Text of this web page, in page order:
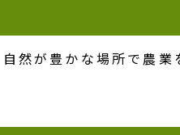
然が豊かな場所で農